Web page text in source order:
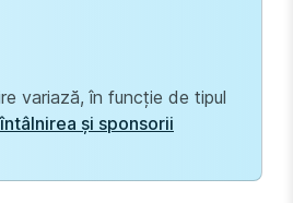
variază, în funcție de tipul
și sponsorii